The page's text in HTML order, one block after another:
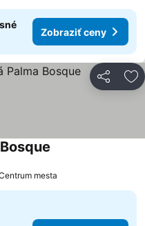
Zobraziť ceny
Zdieľať
mesta